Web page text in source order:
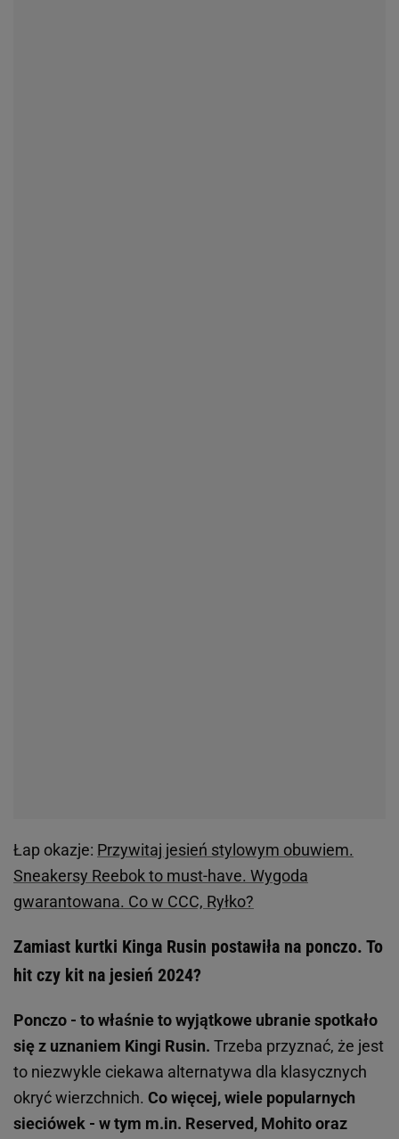
Łap okazje: Przywitaj jesień stylowym obuwiem.
Sneakersy Reebok to must-have. Wygoda
gwarantowana. Co w CCC, Ryłko?
Zamiast kurtki Kinga Rusin postawiła na ponczo. To
hit czy kit na jesień 2024?
Ponczo - to właśnie to wyjątkowe ubranie spotkało
się z uznaniem Kingi Rusin. Trzeba przyznać, że jest
to niezwykle ciekawa alternatywa dla klasycznych
okryć wierzchnich. Co więcej, wiele popularnych
sieciówek - w tym m.in. Reserved, Mohito oraz